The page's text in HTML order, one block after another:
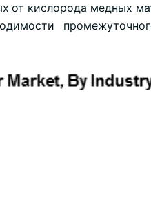
от кислорода медных